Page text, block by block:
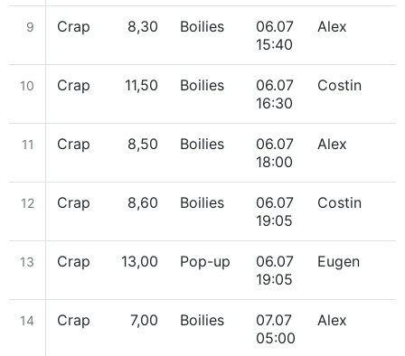
9 Crap 8,30 Boilies
06.07
15:40
Alex
10 Crap 11,50 Boilies
06.07
16:30
Costin
11 Crap 8,50 Boilies
06.07
18:00
Alex
12 Crap 8,60 Boilies
06.07
19:05
Costin
13 Crap 13,00 Pop-up
06.07
19:05
Eugen
14 Crap 7,00 Boilies
07.07
05:00
Alex